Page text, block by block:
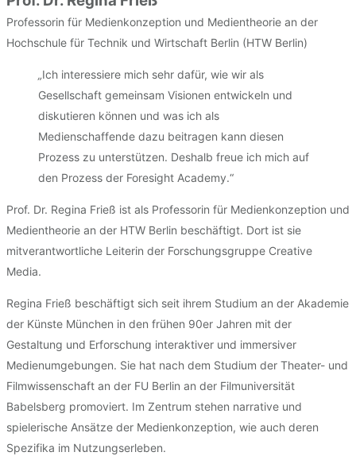
Professorin für Medienkonzeption und Medientheorie an der
Hochschule für Technik und Wirtschaft Berlin (HTW Berlin)
„Ich interessiere mich sehr dafür, wie wir als
Gesellschaft gemeinsam Visionen entwickeln und
diskutieren können und was ich als
Medienschaffende dazu beitragen kann diesen
Prozess zu unterstützen. Deshalb freue ich mich auf
den Prozess der Foresight Academy.“
Prof. Dr. Regina Frieß ist als Professorin für Medienkonzeption und
Medientheorie an der HTW Berlin beschäftigt. Dort ist sie
mitverantwortliche Leiterin der Forschungsgruppe Creative
Media.
Regina Frieß beschäftigt sich seit ihrem Studium an der Akademie
der Künste München in den frühen 90er Jahren mit der
Gestaltung und Erforschung interaktiver und immersiver
Medienumgebungen. Sie hat nach dem Studium der Theater- und
Filmwissenschaft an der FU Berlin an der Filmuniversität
Babelsberg promoviert. Im Zentrum stehen narrative und
spielerische Ansätze der Medienkonzeption, wie auch deren
Spezifika im Nutzungserleben.